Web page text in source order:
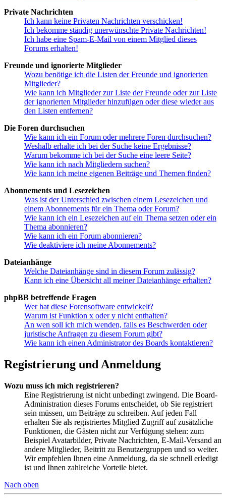
Private Nachrichten
Ich kann keine Privaten Nachrichten verschicken!
Ich bekomme ständig unerwünschte Private Nachrichten!
Ich habe eine Spam-E-Mail von einem Mitglied dieses
Forums erhalten!
Freunde und ignorierte Mitglieder
Wozu benötige ich die Listen der Freunde und ignorierten
Mitglieder?
Wie kann ich Mitglieder zur Liste der Freunde oder zur Liste
der ignorierten Mitglieder hinzufügen oder diese wieder aus
den Listen entfernen?
Die Foren durchsuchen
Wie kann ich ein Forum oder mehrere Foren durchsuchen?
Weshalb erhalte ich bei der Suche keine Ergebnisse?
Warum bekomme ich bei der Suche eine leere Seite?
Wie kann ich nach Mitgliedern suchen?
Wie kann ich meine eigenen Beiträge und Themen finden?
Abonnements und Lesezeichen
Was ist der Unterschied zwischen einem Lesezeichen und
einem Abonnements für ein Thema oder Forum?
Wie kann ich ein Lesezeichen auf ein Thema setzen oder ein
Thema abonnieren?
Wie kann ich ein Forum abonnieren?
Wie deaktiviere ich meine Abonnements?
Dateianhänge
Welche Dateianhänge sind in diesem Forum zulässig?
Kann ich eine Übersicht all meiner Dateianhänge erhalten?
phpBB betreffende Fragen
Wer hat diese Forensoftware entwickelt?
Warum ist Funktion x oder y nicht enthalten?
An wen soll ich mich wenden, falls es Beschwerden oder
juristische Anfragen zu diesem Forum gibt?
Wie kann ich einen Administrator des Boards kontaktieren?
Registrierung und Anmeldung
Wozu muss ich mich registrieren?
Eine Registrierung ist nicht unbedingt zwingend. Die Board-
Administration dieses Forums entscheidet, ob Sie registriert
sein müssen, um Beiträge zu schreiben. Auf jeden Fall
erhalten Sie als registriertes Mitglied Zugriff auf zusätzliche
Funktionen, die Gästen nicht zur Verfügung stehen: zum
Beispiel Avatarbilder, Private Nachrichten, E-Mail-Versand an
andere Mitglieder, Beitritt zu Benutzergruppen und so weiter.
Wir empfehlen Ihnen eine Anmeldung, da sie schnell erledigt
ist und Ihnen zahlreiche Vorteile bietet.
Nach oben